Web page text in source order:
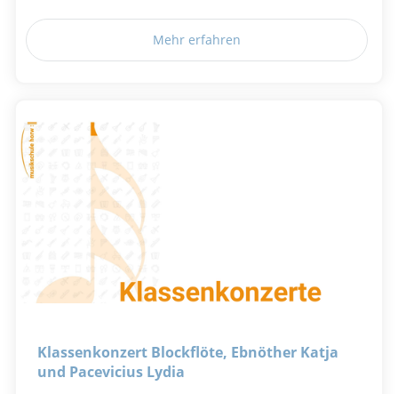
Mehr erfahren
Klassenkonzert Blockflöte, Ebnöther Katja
und Pacevicius Lydia